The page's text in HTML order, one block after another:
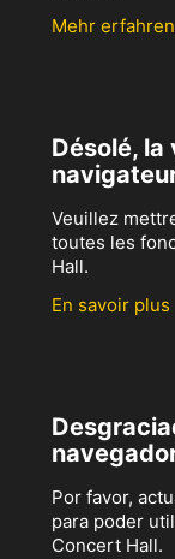
Mehr erfahren
Désolé,
Veuillez
toutes les
Hall.
En savoir plus
Por favor,
para poder
Concert Hall.